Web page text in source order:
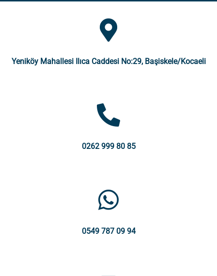
Yeniköy Mahallesi Ilıca Caddesi No:29, Başiskele/Kocaeli
0262 999 80 85
0549 787 09 94